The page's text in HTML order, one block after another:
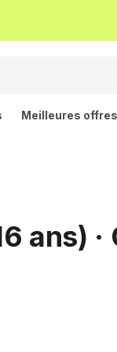
Meilleures offres
ans)